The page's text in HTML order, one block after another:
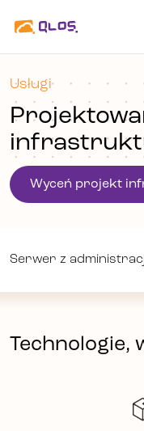
Usługi
Wyceń projekt
Serwer z
Technologie,